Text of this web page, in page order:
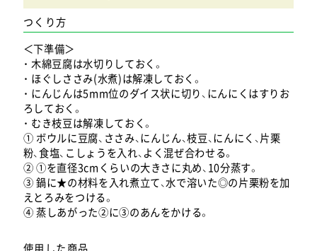
つくり方
＜下準備＞
・ 木綿豆腐は水切りしておく。
・ ほぐしささみ(水煮)は解凍しておく。
・ にんじんは5mm位のダイス状に切り、にんにくはすりお
ろしておく。
・ むき枝豆は解凍しておく。
① ボウルに豆腐、ささみ、にんじん、枝豆、にんにく、片栗
粉、食塩、こしょうを入れ、よく混ぜ合わせる。
② ①を直径3cmくらいの大きさに丸め、10分蒸す。
③ 鍋に★の材料を入れ煮立て、水で溶いた◎の片栗粉を加
えとろみをつける。
④ 蒸しあがった②に③のあんをかける。
使用した商品